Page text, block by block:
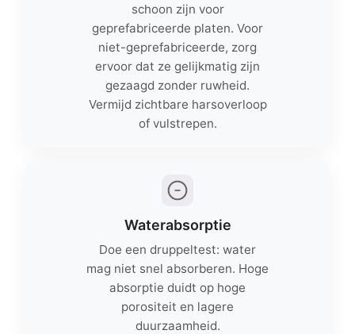
schoon zijn voor
geprefabriceerde platen. Voor
niet-geprefabriceerde, zorg
ervoor dat ze gelijkmatig zijn
gezaagd zonder ruwheid.
Vermijd zichtbare harsoverloop
of vulstrepen.
Waterabsorptie
Doe een druppeltest: water
mag niet snel absorberen. Hoge
absorptie duidt op hoge
porositeit en lagere
duurzaamheid.